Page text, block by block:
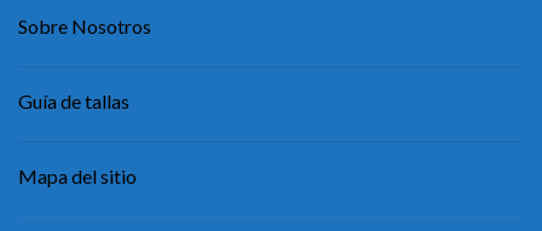
Sobre Nosotros
Guía de tallas
Mapa del sitio